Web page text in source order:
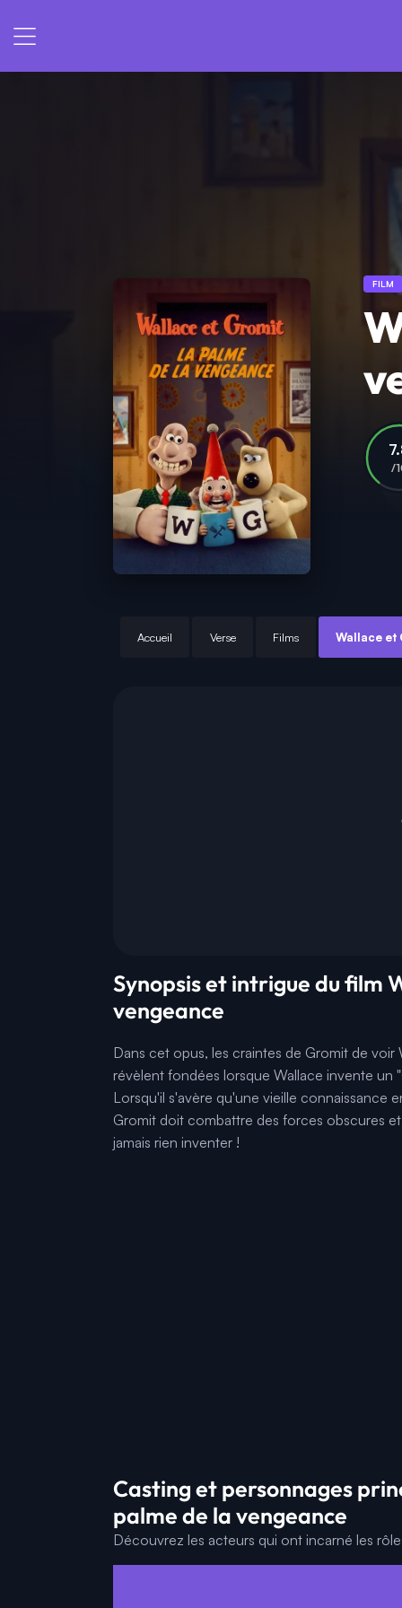
FILM
/
Accueil Verse Films
Synopsis et intrigue du film
vengeance
Dans cet opus, les craintes de Gromit de
révèlent fondées lorsque Wallace invente un
Lorsqu'il s'avère qu'une vieille connaissance
Gromit doit combattre des forces obscures
jamais rien inventer !
Casting et personnages
palme de la vengeance
Découvrez les acteurs qui ont incarné les